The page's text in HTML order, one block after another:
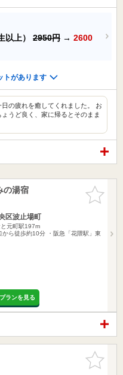
以上） 2950円 → 2600
トがあります
の疲れを癒してくれました。 お
うど良く、家に帰るとそのまま
お気に入
りに追加
の湯宿
区波止場町
元町駅197m
から徒歩約10分 ・阪急「花隈駅」東
ランを見る
お気に入
りに追加